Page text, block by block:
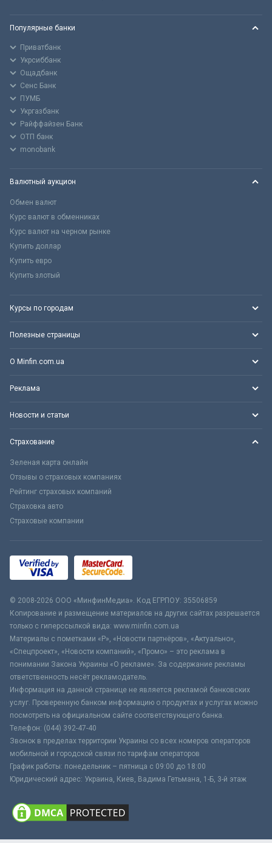
Популярные банки
Приватбанк
Укрсиббанк
Ощадбанк
Сенс Банк
ПУМБ
Укргазбанк
Райффайзен Банк
ОТП банк
monobank
Валютный аукцион
Обмен валют
Курс валют в обменниках
Курс валют на черном рынке
Купить доллар
Купить евро
Купить злотый
Курсы по городам
Полезные страницы
О Minfin.com.ua
Реклама
Новости и статьи
Страхование
Зеленая карта онлайн
Отзывы о страховых компаниях
Рейтинг страховых компаний
Страховка авто
Страховые компании
© 2008-2026 ООО «МинфинМедиа». Код ЕГРПОУ: 35506859
Копирование и размещение материалов на других сайтах разрешается
только с гиперссылкой вида: www.minfin.com.ua
Материалы с пометками «Р», «Новости партнёров», «Актуально»,
«Спецпроект», «Новости компаний», «Промо» – это реклама в
понимании Закона Украины «О рекламе». За содержание рекламы
ответственность несёт рекламодатель.
Информация на данной странице не является рекламой банковских
услуг. Проверенную банком информацию о продуктах и услугах можно
посмотреть на официальном сайте соответствующего банка.
Телефон: (044) 392-47-40
Звонок в пределах территории Украины со всех номеров операторов
мобильной и городской связи по тарифам операторов
График работы: понедельник – пятница с 09:00 до 18:00
Юридический адрес: Украина, Киев, Вадима Гетьмана, 1-Б, 3-й этаж